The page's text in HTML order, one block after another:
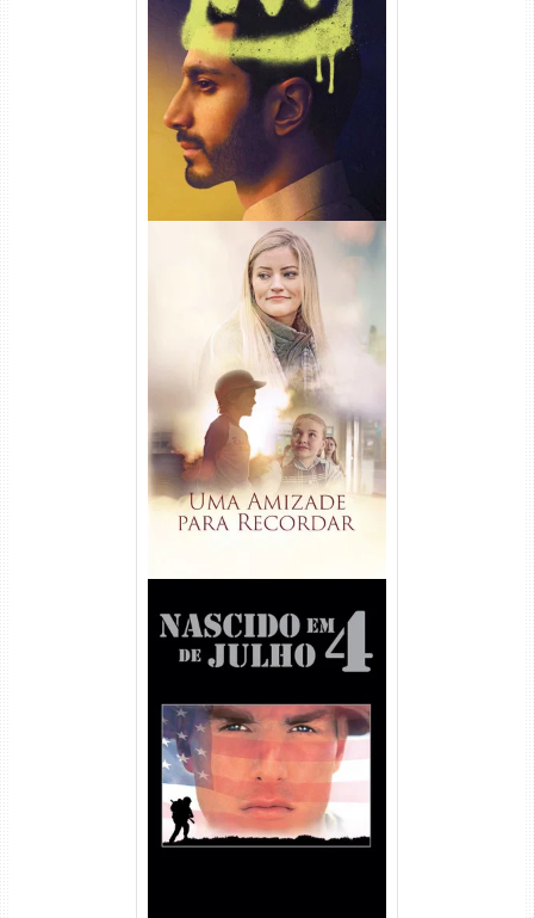
Hamlet Torrent (2026) WEB-
DL 1080p Dual Áudio
Uma Amizade para Recordar
Torrent (2025) WEB-DL 1080p
Dual Áudio
Nascido em 4 de Julho
Torrent (1989) WEB-DL 1080p
Dual Áudio